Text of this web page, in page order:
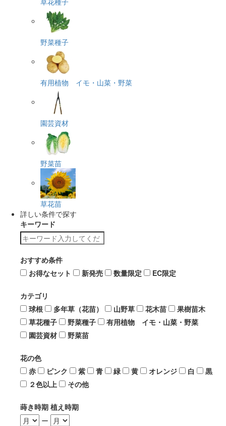
野菜種子
有用植物 イモ・山菜・野菜
園芸資材
野菜苗
草花苗
詳しい条件で探す
キーワード
おすすめ条件
お得なセット
新発売 数量限定 EC限定
カテゴリ
球根
多年草（花苗） 山野草 花木苗
果樹苗木
草花種子
野菜種子
有用植物 イモ・山菜・野菜
園芸資材
野菜苗
花の色
赤
ピンク 紫 青 緑 黄 オレンジ 白
黒
２色以上
その他
蒔き時期 植え時期
ー